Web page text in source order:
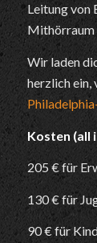
Leitung von
Mithörraum
Wir laden
herzlich ein,
Kosten (all
205 € für
130 € für
90 € für